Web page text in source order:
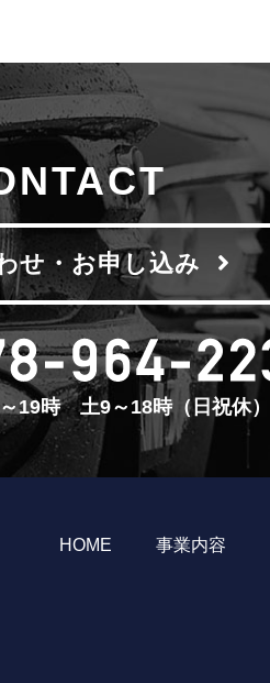
せ・お申し込み
19時 土9～18時（日祝休）
HOME 事業内容